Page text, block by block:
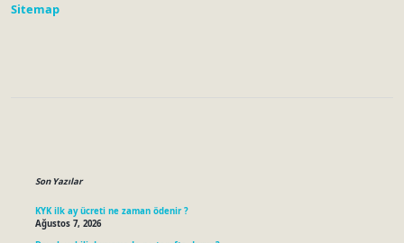
Sitemap
Son Yazılar
KYK ilk ay ücreti ne zaman ödenir ?
Ağustos 7, 2026